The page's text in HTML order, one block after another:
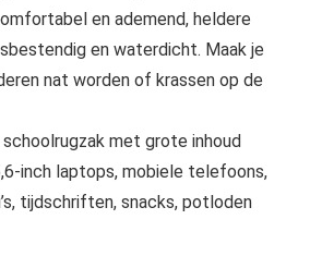
en ademend, heldere
en waterdicht. Maak je
nat worden of krassen op de
met grote inhoud
inch laptops, mobiele telefoons,
tijdschriften, snacks, potloden